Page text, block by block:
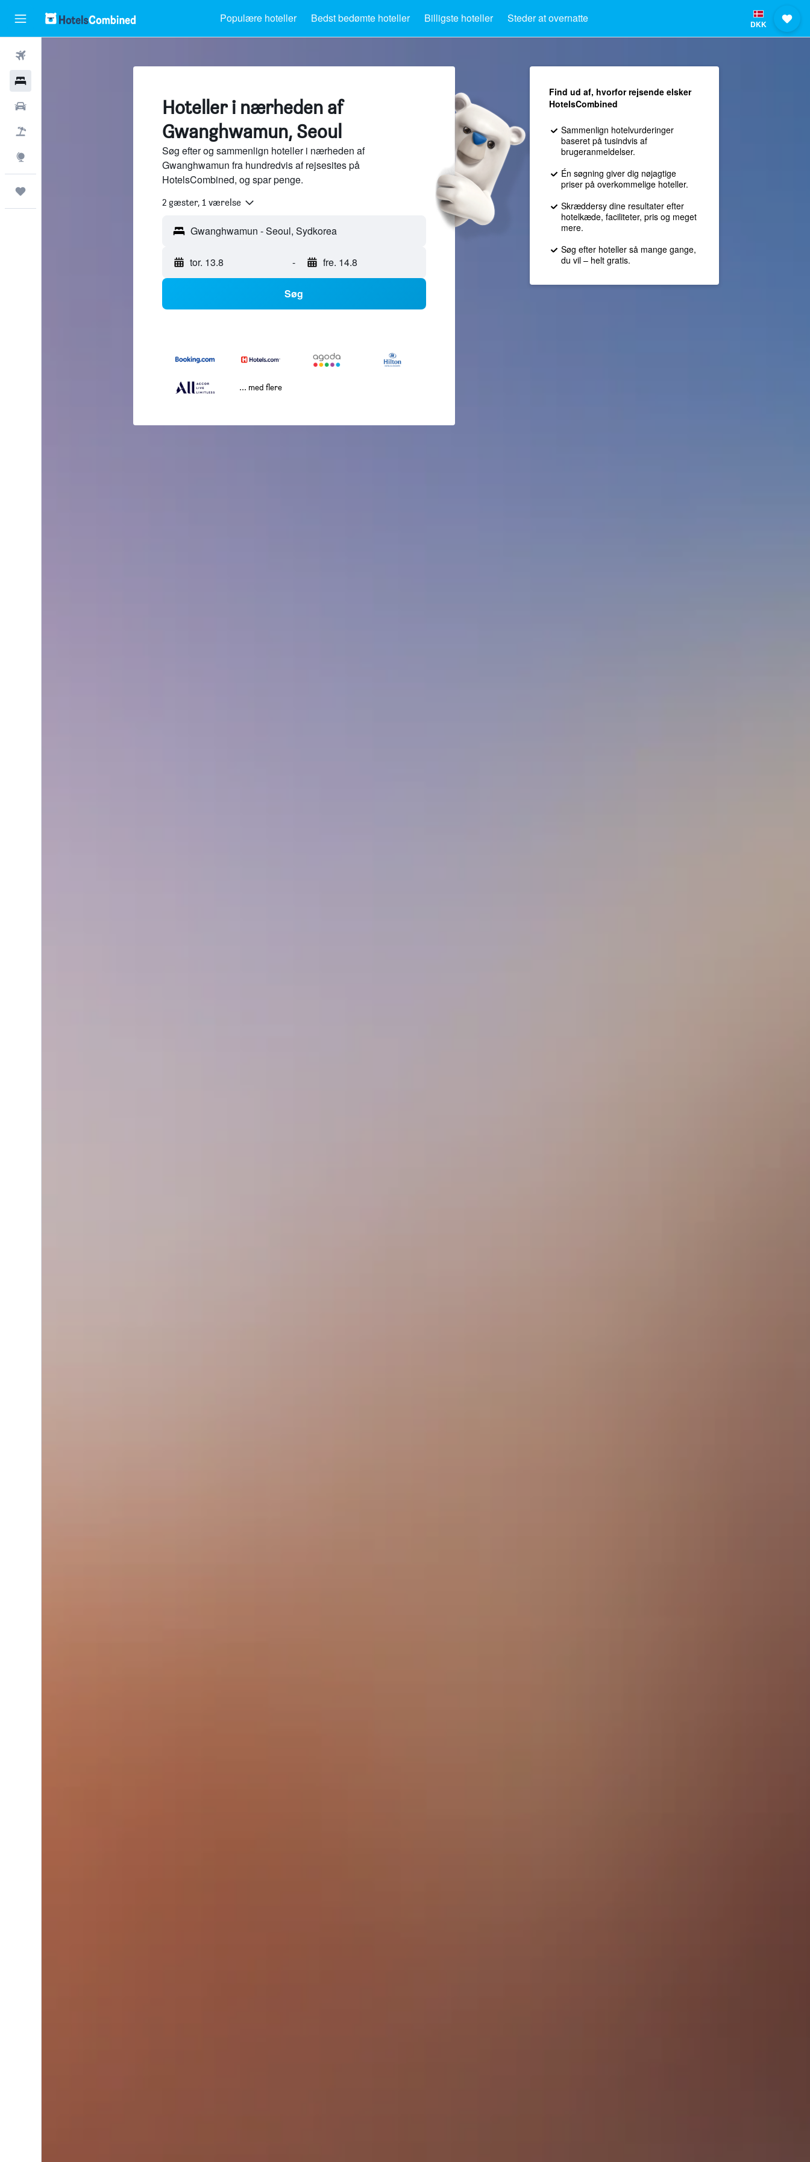
Populære hoteller Bedst bedømte hoteller Billigste hoteller Steder at overnatte DKK
Hoteller i nærheden af
Gwanghwamun, Seoul
Søg efter og sammenlign hoteller i nærheden af
Gwanghwamun fra hundredvis af rejsesites på
HotelsCombined, og spar penge.
2 gæster, 1 værelse
tor. 13.8 - fre. 14.8
Søg
... med flere
Find ud af, hvorfor rejsende elsker
HotelsCombined
Sammenlign hotelvurderinger
baseret på tusindvis af
brugeranmeldelser.
Én søgning giver dig nøjagtige
priser på overkommelige hoteller.
Skræddersy dine resultater efter
hotelkæde, faciliteter, pris og meget
mere.
Søg efter hoteller så mange gange,
du vil – helt gratis.